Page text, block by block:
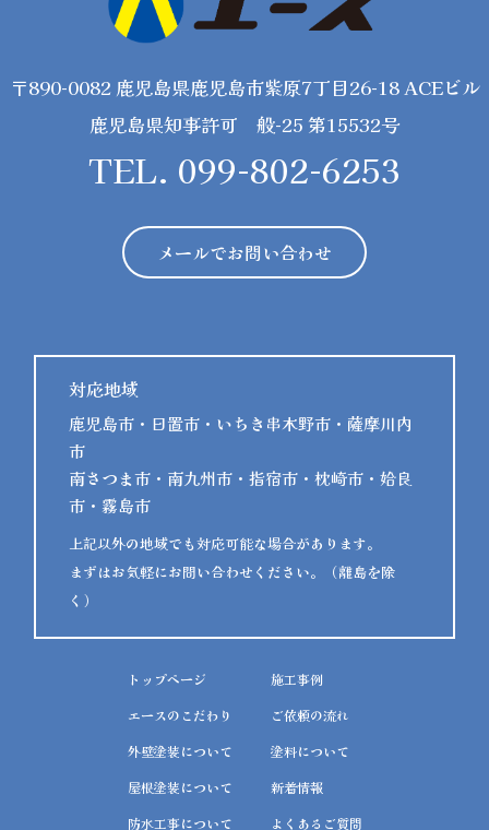
〒890-0082 鹿児島県鹿児島市紫原7丁目26-18 ACEビル
鹿児島県知事許可 般-25 第15532号
TEL. 099-802-6253
メールでお問い合わせ
対応地域
鹿児島市・日置市・いちき串木野市・薩摩川内
市
南さつま市・南九州市・指宿市・枕崎市・姶良
市・霧島市
上記以外の地域でも対応可能な場合があります。
まずはお気軽にお問い合わせください。（離島を除
く）
トップページ
エースのこだわり
外壁塗装について
屋根塗装について
防水工事について
施工事例
ご依頼の流れ
塗料について
新着情報
よくあるご質問